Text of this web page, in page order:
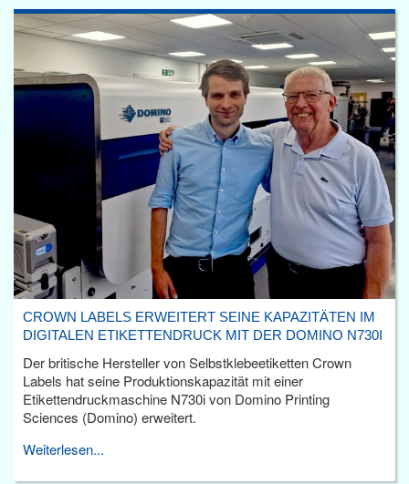
CROWN LABELS ERWEITERT SEINE KAPAZITÄTEN IM
DIGITALEN ETIKETTENDRUCK MIT DER DOMINO N730I
Der britische Hersteller von Selbstklebeetiketten Crown
Labels hat seine Produktionskapazität mit einer
Etikettendruckmaschine N730i von Domino Printing
Sciences (Domino) erweitert.
Weiterlesen...